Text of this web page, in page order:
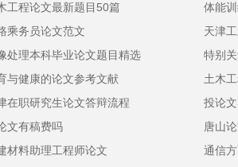
工程论文最新题目50篇 体能
乘务员论文范文 天津
处理本科毕业论文题目精选 特别
与健康的论文参考文献 土木
在职研究生论文答辩流程 投论文
文有稿费吗 唐山
材料助理工程师论文 通信